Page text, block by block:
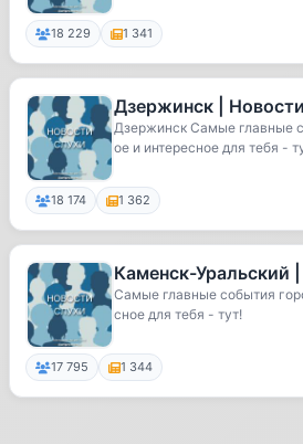
18 229 1 341
Дзержинск |
Дзержинск Самые главные
ое и интересное для тебя -
18 174 1 362
Каменск-Уральский
Самые главные события
сное для тебя - тут!
17 795 1 344